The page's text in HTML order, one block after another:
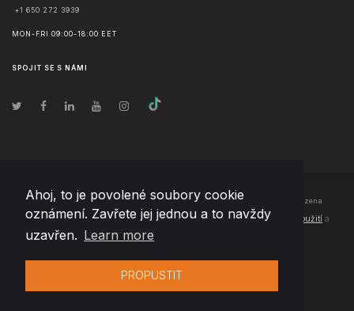
Ahoj, to je povolené soubory cookie
oznámení. Zavřete jej jednou a to navždy
uzavřen. Learn more
PROPUSTIT
+1 650 272 3939
MON-FRI 09:00-18:00 EET
SPOJIT SE S NÁMI
© Copyright2026 Team Extension Czech Republic- Všechna práva vyhrazena
Changelog● Používáním těchto stránek souhlasíte s našimiPodmínky použití a
Politika soukromí